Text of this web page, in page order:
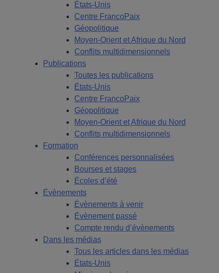
États-Unis
Centre FrancoPaix
Géopolitique
Moyen-Orient et Afrique du Nord
Conflits multidimensionnels
Publications
Toutes les publications
États-Unis
Centre FrancoPaix
Géopolitique
Moyen-Orient et Afrique du Nord
Conflits multidimensionnels
Formation
Conférences personnalisées
Bourses et stages
Écoles d’été
Évènements
Évènements à venir
Évènement passé
Compte rendu d’évènements
Dans les médias
Tous les articles dans les médias
États-Unis